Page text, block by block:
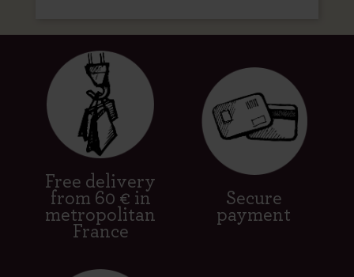
Free delivery
from 60 € in
metropolitan
France
Secure
payment